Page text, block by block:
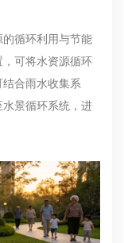
循环利用与节能
可将水资源循环
合雨水收集系
景循环系统，进